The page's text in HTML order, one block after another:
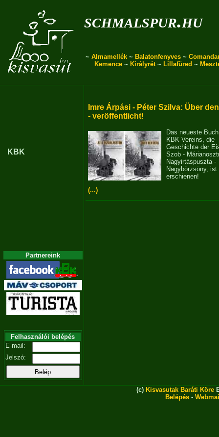
schmalspur.hu
~ Almamellék ~ Balatonfenyves ~
Kemence ~ Királyrét~ Lillafüred ~
KBK
Partnereink
Felhasználói belépés
E-mail:
Jelszó:
Imre Árpási - Péter Szilva: Über
- veröffentlicht!
Das neueste
KBK-Vereins, die
Geschichte der
Szob -
Nagyirtáspuszta -
Nagybörzsöny, ist
erschienen!
(...)
(c) Kisvasutak Baráti Köre
Belépés -